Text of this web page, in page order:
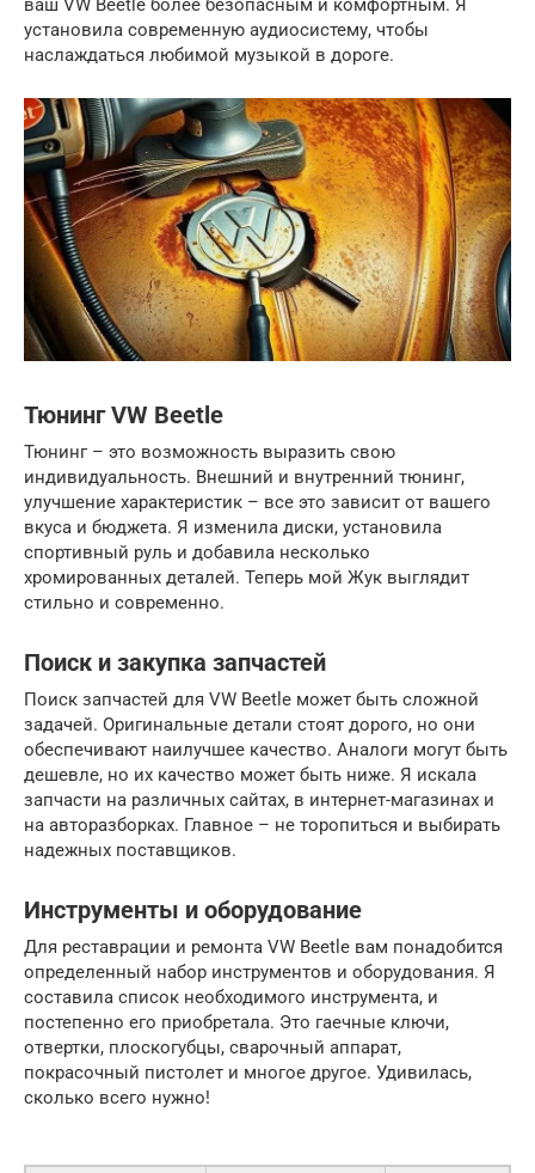
ваш VW Beetle более безопасным и комфортным. Я
установила современную аудиосистему, чтобы
наслаждаться любимой музыкой в дороге.
Тюнинг VW Beetle
Тюнинг – это возможность выразить свою
индивидуальность. Внешний и внутренний тюнинг,
улучшение характеристик – все это зависит от вашего
вкуса и бюджета. Я изменила диски, установила
спортивный руль и добавила несколько
хромированных деталей. Теперь мой Жук выглядит
стильно и современно.
Поиск и закупка запчастей
Поиск запчастей для VW Beetle может быть сложной
задачей. Оригинальные детали стоят дорого, но они
обеспечивают наилучшее качество. Аналоги могут быть
дешевле, но их качество может быть ниже. Я искала
запчасти на различных сайтах, в интернет-магазинах и
на авторазборках. Главное – не торопиться и выбирать
надежных поставщиков.
Инструменты и оборудование
Для реставрации и ремонта VW Beetle вам понадобится
определенный набор инструментов и оборудования. Я
составила список необходимого инструмента, и
постепенно его приобретала. Это гаечные ключи,
отвертки, плоскогубцы, сварочный аппарат,
покрасочный пистолет и многое другое. Удивилась,
сколько всего нужно!